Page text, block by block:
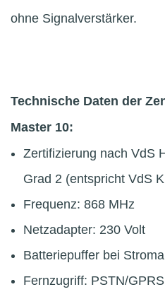
ohne Signalverstärker.
Technische Daten der
Master 10:
Zertifizierung nach VdS
Grad 2 (entspricht VdS
Frequenz: 868 MHz
Netzadapter: 230 Volt
Batteriepuffer bei
Fernzugriff: PSTN/GPRS